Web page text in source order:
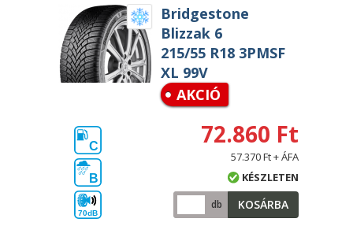
Bridgestone
Blizzak 6
215/55 R18 3PMSF
XL 99V
AKCIÓ
C
B
70dB
72.860 Ft
57.370 Ft + ÁFA
KÉSZLETEN
db KOSÁRBA